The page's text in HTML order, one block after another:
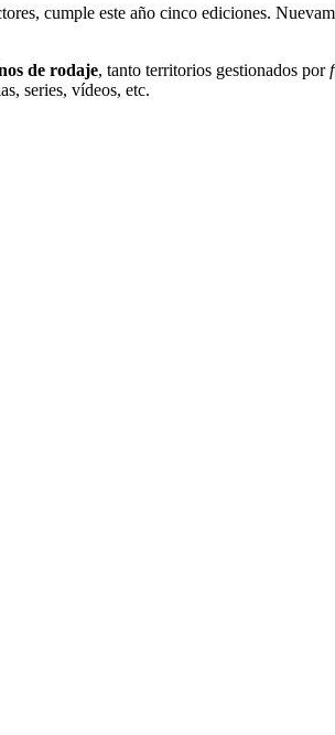
cumple este año cinco ediciones.
de rodaje, tanto territorios gestionados por
series, vídeos, etc.